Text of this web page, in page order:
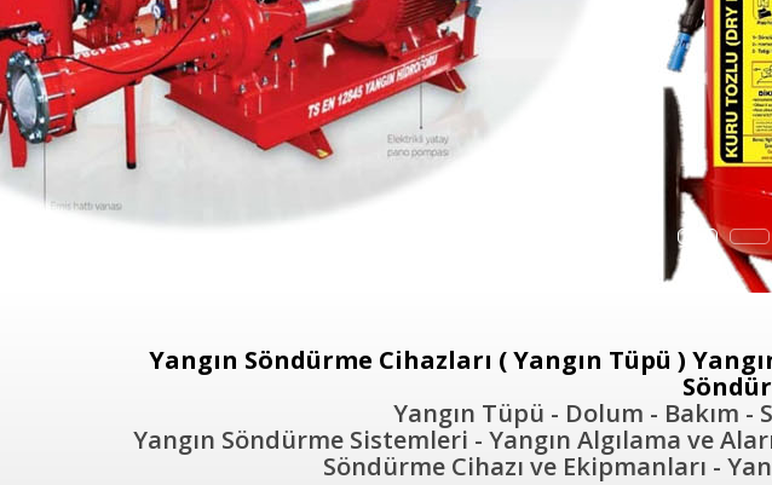
Yangın Söndürme Cihazları ( Yangın Tüpü )
Yangın Tüpü - Dolum - Bakım -
Yangın Söndürme Sistemleri - Yangın Algılama ve
Söndürme Cihazı ve Ekipmanları -